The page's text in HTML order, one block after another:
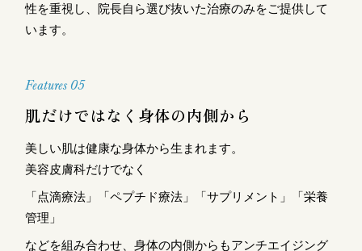
性を重視し、院長自ら選び抜いた治療のみをご提供して
います。
Features 05
肌だけではなく身体の内側から
美しい肌は健康な身体から生まれます。
美容皮膚科だけでなく
「点滴療法」「ペプチド療法」「サプリメント」「栄養
管理」
などを組み合わせ、身体の内側からもアンチエイジング